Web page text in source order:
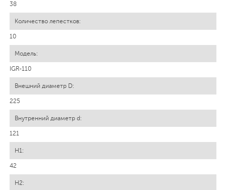
38
10
IGR-110
225
121
42